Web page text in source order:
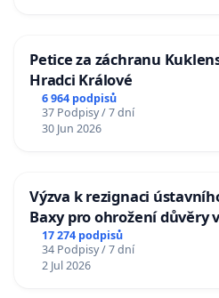
Petice za záchranu
Hradci Králové
6 964 podpisů
37 Podpisy / 7 dní
30 Jun 2026
Výzva k rezignaci
Baxy pro ohrožení důvěry
17 274 podpisů
34 Podpisy / 7 dní
2 Jul 2026